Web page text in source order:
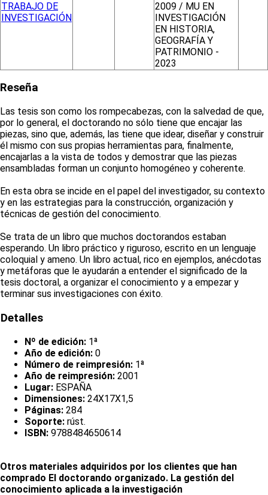
TRABAJO DE
INVESTIGACIÓN
2009 / MU EN
INVESTIGACIÓN
EN HISTORIA,
GEOGRAFÍA Y
PATRIMONIO -
2023
Reseña
Las tesis son como los rompecabezas, con la salvedad de que,
por lo general, el doctorando no sólo tiene que encajar las
piezas, sino que, además, las tiene que idear, diseñar y construir
él mismo con sus propias herramientas para, finalmente,
encajarlas a la vista de todos y demostrar que las piezas
ensambladas forman un conjunto homogéneo y coherente.
En esta obra se incide en el papel del investigador, su contexto
y en las estrategias para la construcción, organización y
técnicas de gestión del conocimiento.
Se trata de un libro que muchos doctorandos estaban
esperando. Un libro práctico y riguroso, escrito en un lenguaje
coloquial y ameno. Un libro actual, rico en ejemplos, anécdotas
y metáforas que le ayudarán a entender el significado de la
tesis doctoral, a organizar el conocimiento y a empezar y
terminar sus investigaciones con éxito.
Detalles
Nº de edición: 1ª
Año de edición: 0
Número de reimpresión: 1ª
Año de reimpresión: 2001
Lugar: ESPAÑA
Dimensiones: 24X17X1,5
Páginas: 284
Soporte: rúst.
ISBN: 9788484650614
Otros materiales adquiridos por los clientes que han
comprado El doctorando organizado. La gestión del
conocimiento aplicada a la investigación